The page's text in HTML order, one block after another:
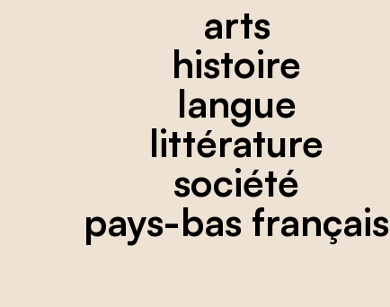
arts
histoire
langue
littérature
société
pays-bas français